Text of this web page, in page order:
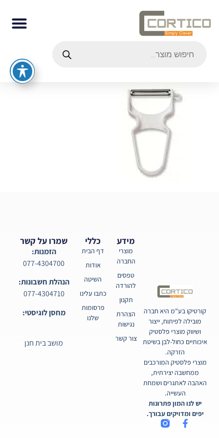
קורטיקו בע"מ היא חברה
מובילה לפיתוח, ייצור
ושיווק מוצרי פלסטיק
איכותיים כחול-לבן בשיטת
הזרקה.
מוצרי פלסטיק המורכבים
ממחשבה יצירתית,
האהבה לאתגרים ושמחת
העשייה.
יש לנו המון פתרונות
יפים ומדויקים עבורך.
כללי
דף הבית
אודות
השיטה
כתבו עלינו
פרסומות
שלנו
מידע
מוצרי
החברה
טפסים
להורדה
תקנון
הצהרת
נגישות
צור קשר
שמרו על קשר
הזמנות:
077-4304700
הנהלת חשבונות:
077-4304710
מחסן לוגיסטי:
מושב בית חנן